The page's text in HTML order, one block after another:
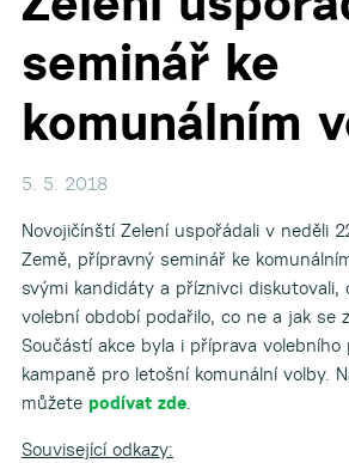
seminář ke
komunálním
5. 5. 2018
Novojičínští Zelení uspořádali v neděli
Země, přípravný seminář ke
svými kandidáty a příznivci diskutovali,
volební období podařilo, co ne a jak se
Součástí akce byla i příprava
kampaně pro letošní komunální volby.
můžete podívat zde.
Související odkazy: